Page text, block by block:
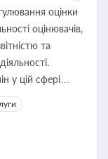
оцінки
оцінювачів,
та
у цій сфері
юриста або
оренди